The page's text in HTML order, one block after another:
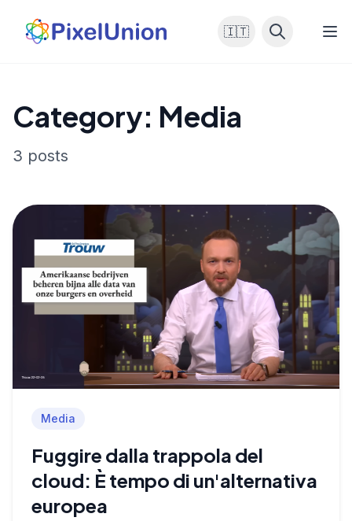
🇮🇹
Category: Media
3 posts
Media
Fuggire dalla trappola del
cloud: È tempo di un'alternativa
europea